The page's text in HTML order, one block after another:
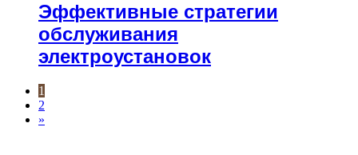
Эффективные стратегии
обслуживания
электроустановок
1
2
»